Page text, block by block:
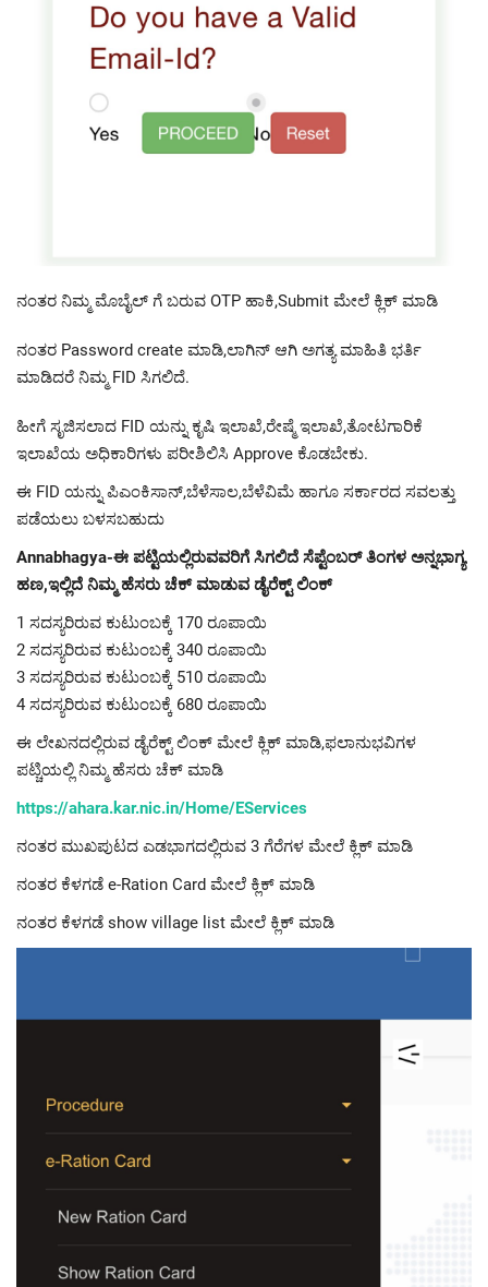
ನಂತರ ನಿಮ್ಮ ಮೊಬೈಲ್ ಗೆ ಬರುವ OTP ಹಾಕಿ,Submit ಮೇಲೆ ಕ್ಲಿಕ್ ಮಾಡಿ
ನಂತರ Password create ಮಾಡಿ,ಲಾಗಿನ್ ಆಗಿ ಅಗತ್ಯ ಮಾಹಿತಿ ಭರ್ತಿ
ಮಾಡಿದರೆ ನಿಮ್ಮ FID ಸಿಗಲಿದೆ.
ಹೀಗೆ ಸೃಜಿಸಲಾದ FID ಯನ್ನು ಕೃಷಿ ಇಲಾಖೆ,ರೇಷ್ಮೆ ಇಲಾಖೆ,ತೋಟಗಾರಿಕೆ
ಇಲಾಖೆಯ ಅಧಿಕಾರಿಗಳು ಪರೀಶಿಲಿಸಿ Approve ಕೊಡಬೇಕು.
ಈ FID ಯನ್ನು ಪಿಎಂಕಿಸಾನ್,ಬೆಳೆಸಾಲ,ಬೆಳೆವಿಮೆ ಹಾಗೂ ಸರ್ಕಾರದ ಸವಲತ್ತು
ಪಡೆಯಲು ಬಳಸಬಹುದು
Annabhagya-ಈ ಪಟ್ಟಿಯಲ್ಲಿರುವವರಿಗೆ ಸಿಗಲಿದೆ ಸೆಪ್ಟೆಂಬರ್ ತಿಂಗಳ ಅನ್ನಭಾಗ್ಯ
ಹಣ,ಇಲ್ಲಿದೆ ನಿಮ್ಮ ಹೆಸರು ಚೆಕ್ ಮಾಡುವ ಡೈರೆಕ್ಟ್ ಲಿಂಕ್
1 ಸದಸ್ಯರಿರುವ ಕುಟುಂಬಕ್ಕೆ 170 ರೂಪಾಯಿ
2 ಸದಸ್ಯರಿರುವ ಕುಟುಂಬಕ್ಕೆ 340 ರೂಪಾಯಿ
3 ಸದಸ್ಯರಿರುವ ಕುಟುಂಬಕ್ಕೆ 510 ರೂಪಾಯಿ
4 ಸದಸ್ಯರಿರುವ ಕುಟುಂಬಕ್ಕೆ 680 ರೂಪಾಯಿ
ಈ ಲೇಖನದಲ್ಲಿರುವ ಡೈರೆಕ್ಟ್ ಲಿಂಕ್ ಮೇಲೆ ಕ್ಲಿಕ್ ಮಾಡಿ,ಫಲಾನುಭವಿಗಳ
ಪಟ್ಚಿಯಲ್ಲಿ ನಿಮ್ಮ ಹೆಸರು ಚೆಕ್ ಮಾಡಿ
https://ahara.kar.nic.in/Home/EServices
ನಂತರ ಮುಖಪುಟದ ಎಡಭಾಗದಲ್ಲಿರುವ 3 ಗೆರೆಗಳ ಮೇಲೆ ಕ್ಲಿಕ್ ಮಾಡಿ
ನಂತರ ಕೆಳಗಡೆ e-Ration Card ಮೇಲೆ ಕ್ಲಿಕ್ ಮಾಡಿ
ನಂತರ ಕೆಳಗಡೆ show village list ಮೇಲೆ ಕ್ಲಿಕ್ ಮಾಡಿ